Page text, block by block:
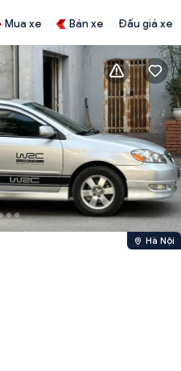
Mua xe Bán xe Đấu giá xe
Hà Nội